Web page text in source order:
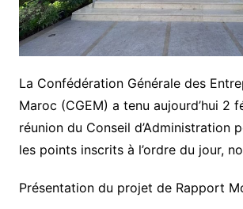
La Confédération Générale des
Maroc (CGEM) a tenu aujourd’hui 2
réunion du Conseil d’Administration
les points inscrits à l’ordre du jour,
Présentation du projet de Rapport